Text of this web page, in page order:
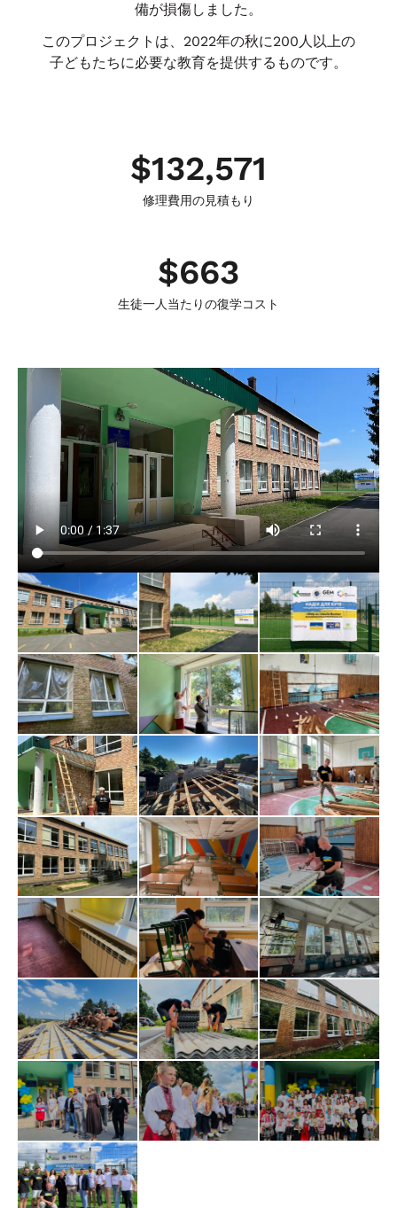
備が損傷しました。
このプロジェクトは、2022年の秋に200人以上の
子どもたちに必要な教育を提供するものです。
修理費用の見積もり
$132,571
生徒一人当たりの復学コスト
$663